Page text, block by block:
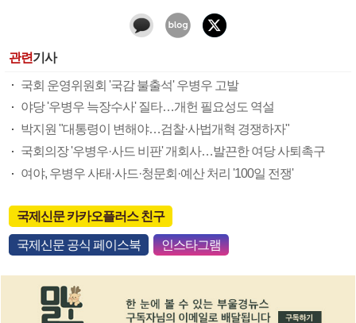
관련기사
국회 운영위원회 '국감 불출석' 우병우 고발
야당 '우병우 늑장수사' 질타…개헌 필요성도 역설
박지원 "대통령이 변해야…검찰·사법개혁 경쟁하자"
국회의장 '우병우·사드 비판' 개회사…발끈한 여당 사퇴촉구
여야, 우병우 사태·사드·청문회·예산 처리 '100일 전쟁'
국제신문 카카오플러스 친구
국제신문 공식 페이스북 인스타그램